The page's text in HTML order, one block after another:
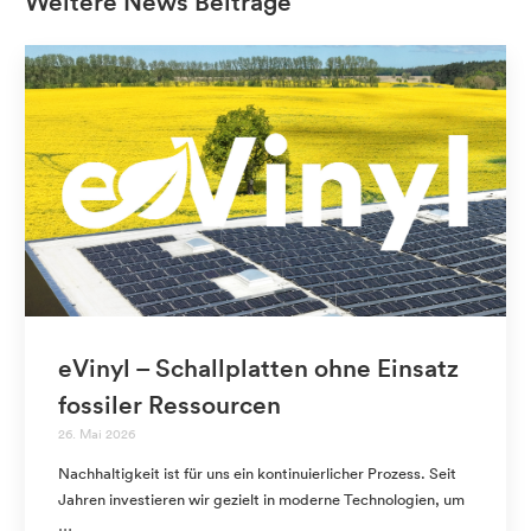
eVinyl – Schallplatten ohne Einsatz
fossiler Ressourcen
26. Mai 2026
Nachhaltigkeit ist für uns ein kontinuierlicher Prozess. Seit
Jahren investieren wir gezielt in moderne Technologien, um
…